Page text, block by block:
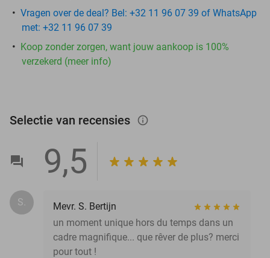
Vragen over de deal? Bel: +32 11 96 07 39 of WhatsApp
met: +32 11 96 07 39
Koop zonder zorgen, want jouw aankoop is 100%
verzekerd (meer info)
Selectie van recensies info_outlined
9,5
S.
Mevr. S. Bertijn
un moment unique hors du temps dans un
cadre magnifique... que rêver de plus? merci
pour tout !